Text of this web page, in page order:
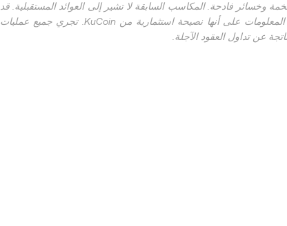
وخسائر فادحة. المكاسب السابقة لا تشير إلى العوائد المستقبلية. قد
تؤدي تقلبات السعر العالية إلى تصفية رصيد الهامش الخاص بك بالكامل. لا ينبغي اعتبار هذه المعلومات على أنها نصيحة استثمارية من KuCoin. تجري جميع عمليات